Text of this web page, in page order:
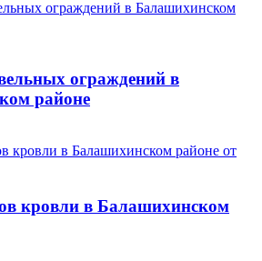
ограждений в
районе
от
кровли в Балашихинском